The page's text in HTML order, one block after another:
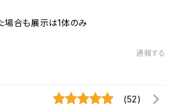
合も展示は1体のみ
通報する
(52)